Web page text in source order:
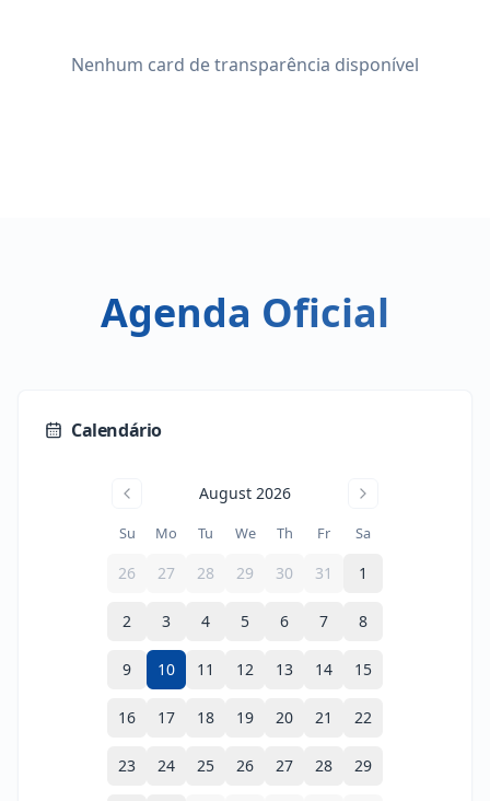
Nenhum card de transparência disponível
Agenda Oficial
Calendário
August 2026
Su Mo Tu We Th Fr Sa
26 27 28 29 30 31 1
2 3 4 5 6 7 8
9 10 11 12 13 14 15
16 17 18 19 20 21 22
23 24 25 26 27 28 29